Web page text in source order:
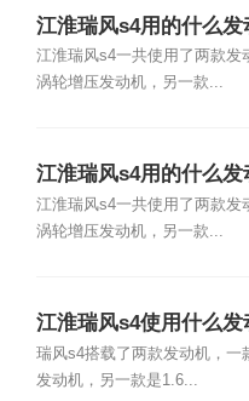
江淮瑞风s4用的什么发
江淮瑞风s4一共使用了两款发
涡轮增压发动机，另一款...
江淮瑞风s4用的什么发
江淮瑞风s4一共使用了两款发
涡轮增压发动机，另一款...
江淮瑞风s4使用什么发
瑞风s4搭载了两款发动机，一
发动机，另一款是1.6...